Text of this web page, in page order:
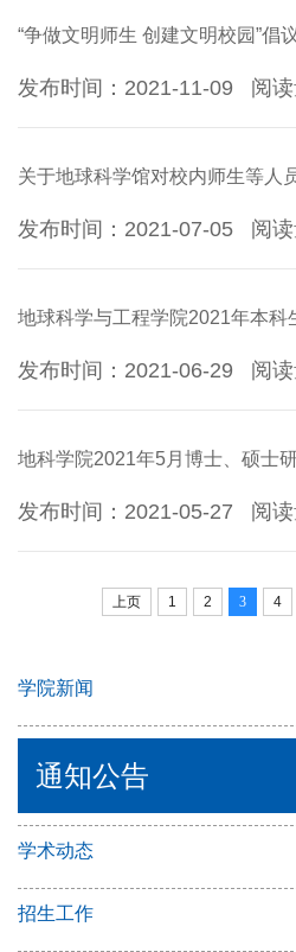
“争做文明师生 创建文明校园”倡
发布时间：2021-11-09 阅读
关于地球科学馆对校内师生等人
发布时间：2021-07-05 阅读
地球科学与工程学院2021年本科
发布时间：2021-06-29 阅读
地科学院2021年5月博士、硕士
发布时间：2021-05-27 阅读
上页 1 2 3 4
学院新闻
通知公告
学术动态
招生工作